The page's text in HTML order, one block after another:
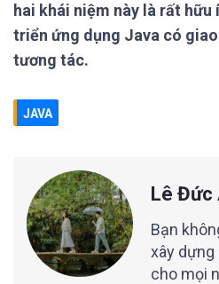
hai khái niệm này là rất
triển ứng dụng Java có
tương tác.
JAVA
Lê Đức
Bạn
xây
cho mọi